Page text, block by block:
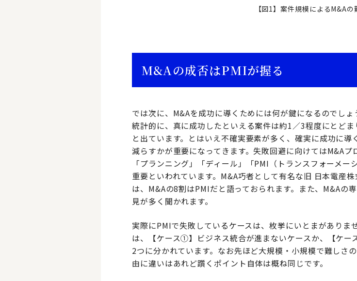
【図1】案件規模によるM&A
M&Aの成否はPMIが握る
では次に、M&Aを成功に導くためには何が鍵になるのでしょ
統計的に、真に成功したといえる案件は約1／3程度にとど
と出ています。とはいえ不確実要素が多く、確実に成功に
減らすかが重要になってきます。失敗回避に向けてはM&A
「プランニング」「ディール」「PMI（トランスフォーメ
重要といわれています。M&A巧者として有名な旧 日本電産
は、M&Aの8割はPMIだと語っておられます。また、M&Aの
見が多く聞かれます。
実際にPMIで失敗しているケースは、枚挙にいとまがありま
は、【ケース①】ビジネス統合が進まないケースか、【ケ
2つに分かれています。なお先ほど大規模・小規模で難しさ
由に違いはあれど躓くポイント自体は概ね同じです。